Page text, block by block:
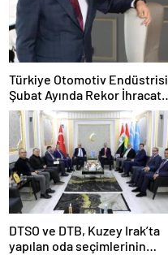
Türkiye Otomotiv Endüstrisi
Şubat Ayında Rekor İhracat
Yaptı
DTSO ve DTB, Kuzey Irak’ta
yapılan oda seçimlerinin